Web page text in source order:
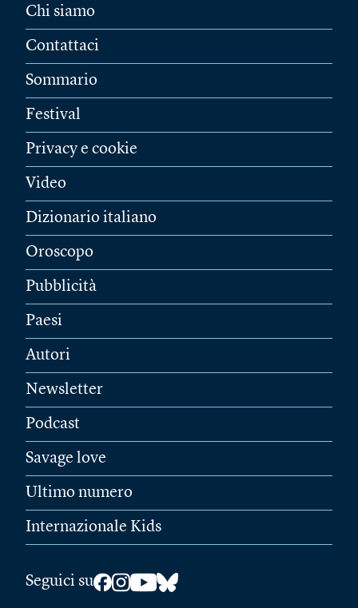
Chi siamo
Contattaci
Sommario
Festival
Privacy e cookie
Video
Dizionario italiano
Oroscopo
Pubblicità
Paesi
Autori
Newsletter
Podcast
Savage love
Ultimo numero
Internazionale Kids
Seguici su